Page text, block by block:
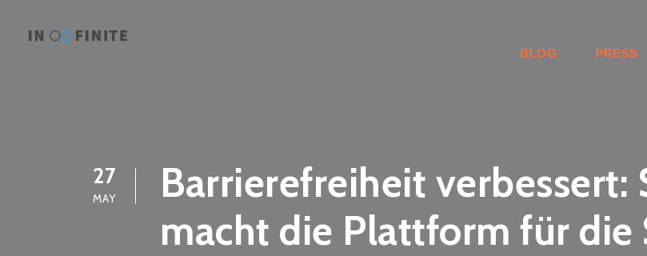
BLOG PRESS
27
MAY
Barrierefreiheit verbessert:
macht die Plattform für die